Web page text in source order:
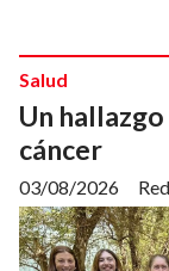
Un
cáncer
Salud
03/08/2026